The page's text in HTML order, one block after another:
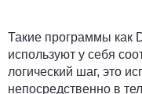
Такие программы как
используют у себя
логический шаг, это
непосредственно в